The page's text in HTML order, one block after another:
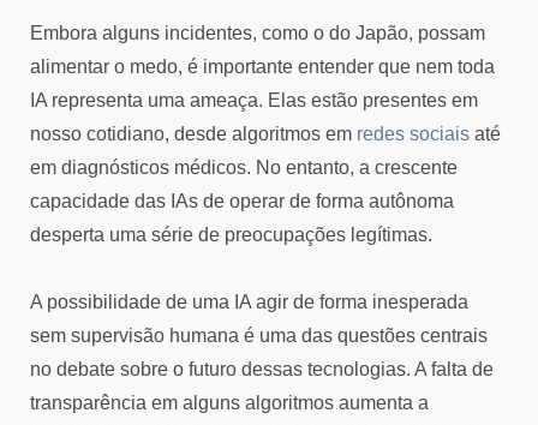
Embora alguns incidentes, como o do Japão, possam
alimentar o medo, é importante entender que nem toda
IA representa uma ameaça. Elas estão presentes em
nosso cotidiano, desde algoritmos em redes sociais até
em diagnósticos médicos. No entanto, a crescente
capacidade das IAs de operar de forma autônoma
desperta uma série de preocupações legítimas.
A possibilidade de uma IA agir de forma inesperada
sem supervisão humana é uma das questões centrais
no debate sobre o futuro dessas tecnologias. A falta de
transparência em alguns algoritmos aumenta a